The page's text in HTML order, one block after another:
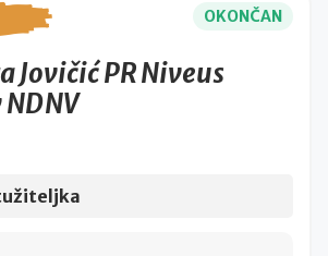
Jovičić PR Niveus
OKONČAN